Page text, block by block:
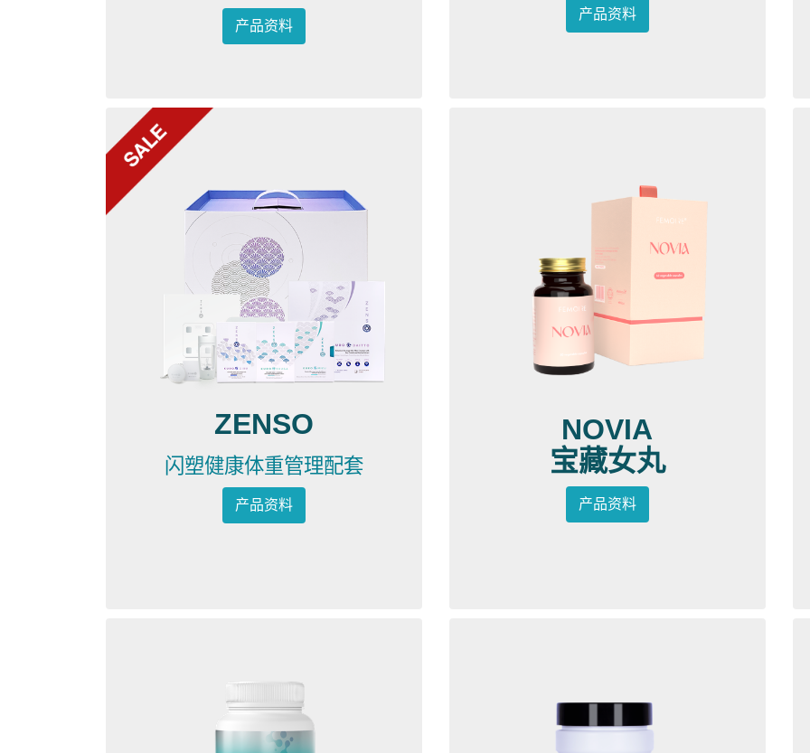
产品资料
产品资料
ZENSO
闪塑健康体重管理配套
产品资料
NOVIA
宝藏女丸
产品资料